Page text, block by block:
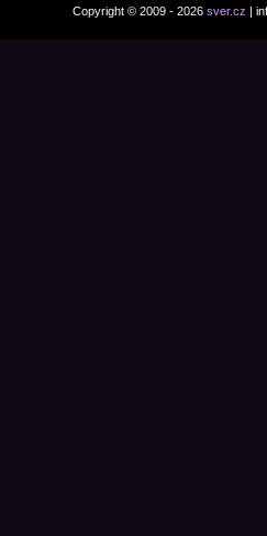
Copyright © 2009 - 2026 sver.cz |